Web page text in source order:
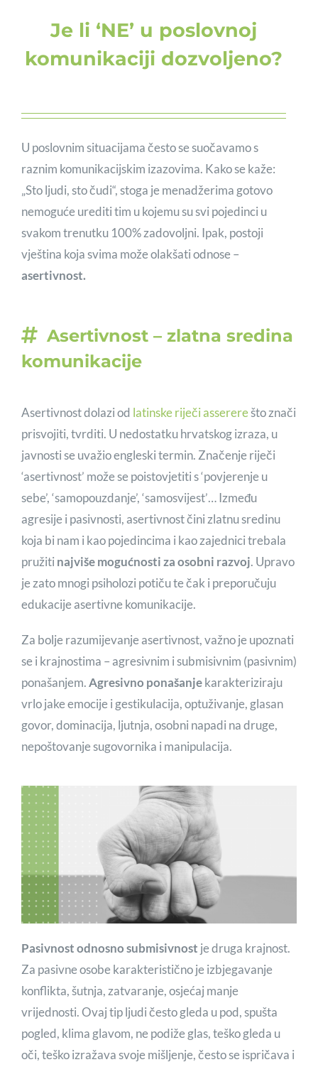
Je li ‘NE’ u poslovnoj
komunikaciji dozvoljeno?
U poslovnim situacijama često se suočavamo s
raznim komunikacijskim izazovima. Kako se kaže:
„Sto ljudi, sto čudi“, stoga je menadžerima gotovo
nemoguće urediti tim u kojemu su svi pojedinci u
svakom trenutku 100% zadovoljni. Ipak, postoji
vještina koja svima može olakšati odnose –
asertivnost.
Asertivnost – zlatna sredina
komunikacije
Asertivnost dolazi od latinske riječi assererešto znači
prisvojiti, tvrditi. U nedostatku hrvatskog izraza, u
javnosti se uvažio engleski termin. Značenje riječi
‘asertivnost’ može se poistovjetiti s ‘povjerenje u
sebe’, ‘samopouzdanje’, ‘samosvijest’… Između
agresije i pasivnosti, asertivnost čini zlatnu sredinu
koja bi nam i kao pojedincima i kao zajednici trebala
pružiti najviše mogućnosti za osobni razvoj. Upravo
je zato mnogi psiholozi potiču te čak i preporučuju
edukacije asertivne komunikacije.
Za bolje razumijevanje asertivnost, važno je upoznati
se i krajnostima – agresivnim i submisivnim (pasivnim)
ponašanjem.Agresivno ponašanjekarakteriziraju
vrlo jake emocije i gestikulacija, optuživanje, glasan
govor, dominacija, ljutnja, osobni napadi na druge,
nepoštovanje sugovornika i manipulacija.
Pasivnost odnosno submisivnost je druga krajnost.
Za pasivne osobe karakteristično je izbjegavanje
konflikta, šutnja, zatvaranje, osjećaj manje
vrijednosti. Ovaj tip ljudi često gleda u pod, spušta
pogled, klima glavom, ne podiže glas, teško gleda u
oči, teško izražava svoje mišljenje, često se ispričava i